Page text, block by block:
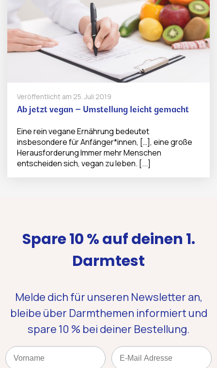
Veröffentlicht am 25. Juli 2019
Ab jetzt vegan – Umstellung leicht gemacht
Eine rein vegane Ernährung bedeutet
insbesondere für Anfänger*innen, […], eine große
Herausforderung Immer mehr Menschen
entscheiden sich, vegan zu leben. [...]
Spare 10 % auf deinen 1.
Darmtest
Melde dich für unseren Newsletter an,
bleibe über Darmthemen informiert und
spare 10 % bei deiner Bestellung.
Name Email